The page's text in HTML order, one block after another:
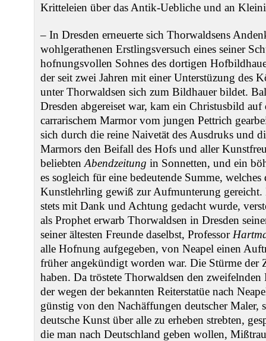
Kritteleien über das Antik-Uebliche und an
‒ In Dresden erneuerte sich Thorwaldsens
wohlgerathenen Erstlingsversuch eines seiner
hofnungsvollen Sohnes des dortigen
der seit zwei Jahren mit einer Unterstüzung des
unter Thorwaldsen sich zum Bildhauer bildet.
Dresden abgereiset war, kam ein Christusbild
carrarischem Marmor vom jungen Pettrich
sich durch die reine Naivetät des Ausdruks und
Marmors den Beifall des Hofs und aller
beliebten Abendzeitung in Sonnetten, und ein
es sogleich für eine bedeutende Summe, welches
Kunstlehrling gewiß zur Aufmunterung gereicht.
stets mit Dank und Achtung gedacht wurde,
als Prophet erwarb Thorwaldsen in Dresden
seiner ältesten Freunde daselbst, Professor
alle Hofnung aufgegeben, von Neapel einen
früher angekündigt worden war. Die Stürme der
haben. Da tröstete Thorwaldsen den
der wegen der bekannten Reiterstatüe nach
günstig von den Nachäffungen deutscher Maler,
deutsche Kunst über alle zu erheben strebten,
die man nach Deutschland geben wollen,